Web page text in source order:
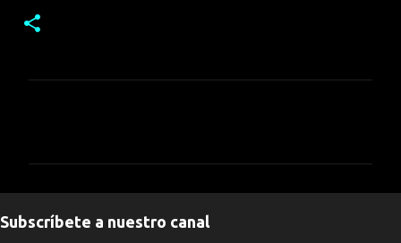
t
Subscríbete a nuestro canal